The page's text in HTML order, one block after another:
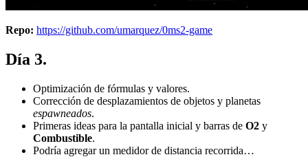
Repo: https://github.com/umarquez/0ms2-game
Día 3.
Optimización de fórmulas y valores.
Corrección de desplazamientos de objetos y planetas
espawneados.
Primeras ideas para la pantalla inicial y barras de O2 y
Combustible.
Podría agregar un medidor de distancia recorrida…